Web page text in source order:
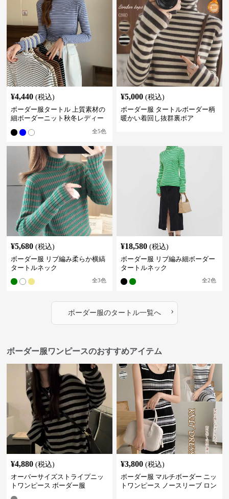
¥4,440 (税込)
ボーダー服タートル 上質素材の
細ボーダーニット秋冬レディー
全5色
¥5,000 (税込)
ボーダー服 タートルボーダー柄
暖かい着回し抜群裏ボア
¥5,680 (税込)
ボーダー服 リブ編み柔らか横縞
タートルネック
全3色
¥18,580 (税込)
ボーダー服 リブ編み細ボーダー
タートルネック
全2色
ボーダー服のタートル一覧へ ›
ボーダー服ワンピースのおすすめアイテム
¥4,880 (税込)
オーバーサイズストライプニッ
トワンピース ボーダー服
¥3,800 (税込)
ボーダー服 マルチボーダー ニッ
トワンピース ノースリーブ ロン